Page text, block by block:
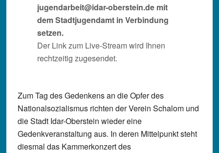
jugendarbeit@idar-oberstein.de mit
dem Stadtjugendamt in Verbindung
setzen.
Der Link zum Live-Stream wird Ihnen
rechtzeitig zugesendet.
Zum Tag des Gedenkens an die Opfer des
Nationalsozialismus richten der Verein Schalom und
die Stadt Idar-Oberstein wieder eine
Gedenkveranstaltung aus. In deren Mittelpunkt steht
diesmal das Kammerkonzert des